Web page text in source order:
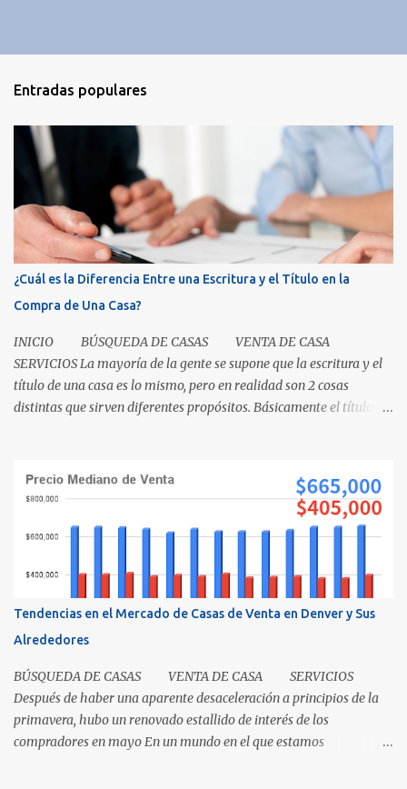
Entradas populares
¿Cuál es la Diferencia Entre una Escritura y el Título en la
Compra de Una Casa?
INICIO BÚSQUEDA DE CASAS VENTA DE CASA
SERVICIOS La mayoría de la gente se supone que la escritura y el
título de una casa es lo mismo, pero en realidad son 2 cosas
distintas que sirven diferentes propósitos. Básicamente el título
escuela primaria y ella escribió su nombre en la caja, lo cual
representaba el "título" de la caja porque muestra la propiedad.
Los recibos de la caja y el contenido que recibió su mamá cuando
los compró demuestra que la propiedad fue transferida de la(s)
prueba de la transferencia. Investiguemos esto más a fondo: ¿Qué
es un título? Permítanos comenzar relatando que "el título" es un
Tendencias en el Mercado de Casas de Venta en Denver y Sus
Alrededores
BÚSQUEDA DE CASAS VENTA DE CASA SERVICIOS
Después de haber una aparente desaceleración a principios de la
primavera, hubo un renovado estallido de interés de los
compradores en mayo En un mundo en el que estamos